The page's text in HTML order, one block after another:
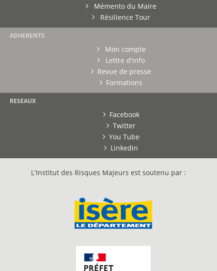
Mémento du Maire
Résilience Tour
ADHERENTS
Mon compte
Lettre d'info
Revue de presse
Formations
RESEAUX
Facebook
Twitter
You Tube
Linkedin
L'Institut des Risques Majeurs est soutenu par :